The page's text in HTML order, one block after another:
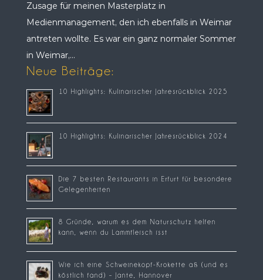
Zusage für meinen Masterplatz in
Medienmanagement, den ich ebenfalls in Weimar
antreten wollte. Es war ein ganz normaler Sommer
in Weimar,...
Neue Beiträge:
10 Highlights: Kulinarischer Jahresrückblick 2025
10 Highlights: Kulinarischer Jahresrückblick 2024
Die 7 besten Restaurants in Erfurt für besondere
Gelegenheiten
8 Gründe, warum es dem Naturschutz helfen
kann, wenn du Lammfleisch isst
Wie ich eine Schweinekopf-Krokette aß (und es
köstlich fand) – Jante, Hannover